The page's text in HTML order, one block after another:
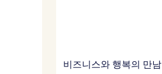
비즈니스와 행복의 만남